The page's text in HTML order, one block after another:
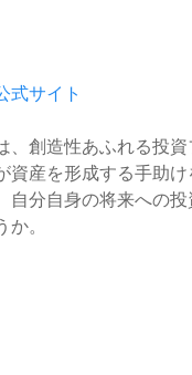
式サイト
、創造性あふれる投
資産を形成する手助け
自分自身の将来への
。